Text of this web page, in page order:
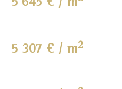
5 645 € / m
5 307 € / m2